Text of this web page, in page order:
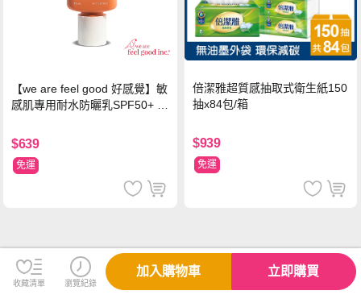
【we are feel good 好感覺】敏
感肌專用耐水防曬乳SPF50+ 7
$639
免運
倍潔雅超質感抽取式衛生紙150
抽x84包/箱
$939
免運
收藏清單 瀏覽紀錄
加入購物車 立即購買